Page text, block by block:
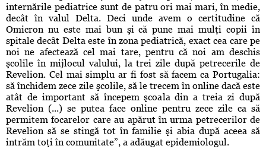
internările pediatrice sunt de patru ori mai mari, în medie,
decât în valul Delta. Deci unde avem o certitudine că
Omicron nu este mai bun şi că pune mai mulţi copii în
spitale decât Delta este în zona pediatrică, exact cea care pe
noi ne afectează cel mai tare, pentru că noi am deschis
şcolile în mijlocul valului, la trei zile după petrecerile de
Revelion. Cel mai simplu ar fi fost să facem ca Portugalia:
să închidem zece zile şcolile, să le trecem în online dacă este
atât de important să începem şcoala din a treia zi după
Revelion (...) se putea face online pentru zece zile ca să
permitem focarelor care au apărut în urma petrecerilor de
Revelion să se stingă tot în familie şi abia după aceea să
intrăm toţi în comunitate”, a adăugat epidemiologul.